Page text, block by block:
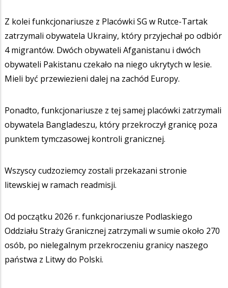
Z kolei funkcjonariusze z Placówki SG w Rutce-Tartak
zatrzymali obywatela Ukrainy, który przyjechał po odbiór
4 migrantów. Dwóch obywateli Afganistanu i dwóch
obywateli Pakistanu czekało na niego ukrytych w lesie.
Mieli być przewiezieni dalej na zachód Europy.
Ponadto, funkcjonariusze z tej samej placówki zatrzymali
obywatela Bangladeszu, który przekroczył granicę poza
punktem tymczasowej kontroli granicznej.
Wszyscy cudzoziemcy zostali przekazani stronie
litewskiej w ramach readmisji.
Od początku 2026 r. funkcjonariusze Podlaskiego
Oddziału Straży Granicznej zatrzymali w sumie około 270
osób, po nielegalnym przekroczeniu granicy naszego
państwa z Litwy do Polski.